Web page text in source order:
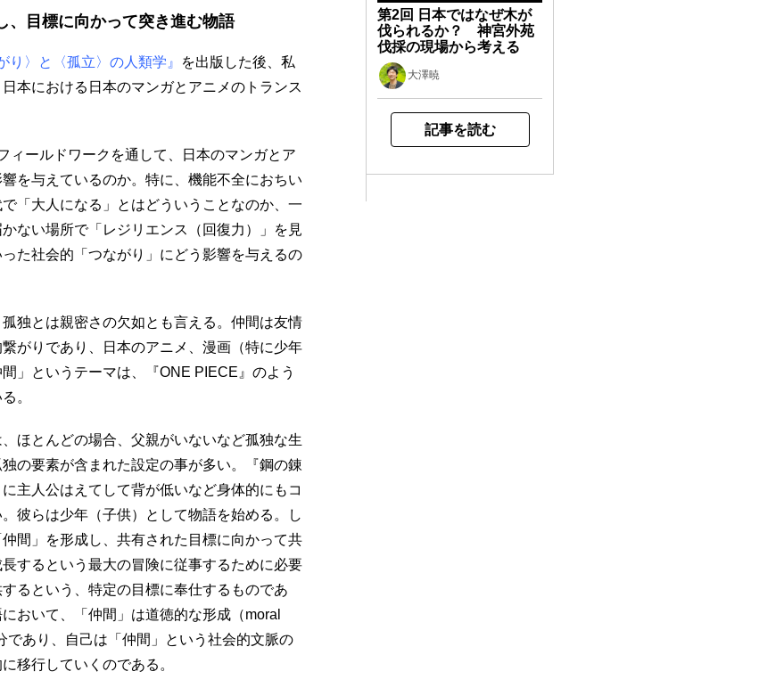
、目標に向かって突き進む物語
り〉と〈孤立〉の人類学』
を出版した後、私
本における日本のマンガとアニメのトランス
ールドワークを通して、日本のマンガとア
を与えているのか。特に、機能不全におちい
「大人になる」とはどういうことなのか、一
ない場所で「レジリエンス（回復力）」を見
た社会的「つながり」にどう影響を与えるの
独とは親密さの欠如とも言える。仲間は友情
がりであり、日本のアニメ、漫画（特に少年
」というテーマは、『ONE PIECE』のよう
。
ほとんどの場合、父親がいないなど孤独な生
の要素が含まれた設定の事が多い。『鋼の錬
主人公はえてして背が低いなど身体的にもコ
彼らは少年（子供）として物語を始める。し
間」を形成し、共有された目標に向かって共
するという最大の冒険に従事するために必要
るという、特定の目標に奉仕するものであ
おいて、「仲間」は道徳的な形成（moral
であり、自己は「仲間」という社会的文脈の
移行していくのである。
第2回 日本ではなぜ木が
伐られるか？ 神宮外苑
伐採の現場から考える
大澤暁
記事を読む